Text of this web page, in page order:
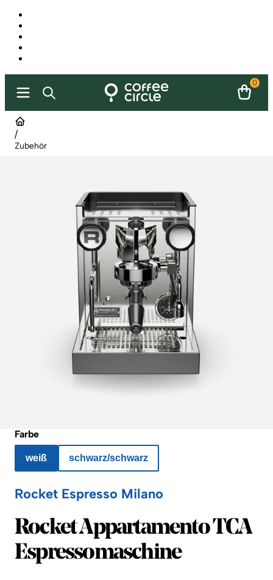
0
/
Zubehör
Farbe
weiß schwarz/schwarz
Rocket Espresso Milano
Rocket Espresso Milano
Rocket Appartamento TCA
Espressomaschine